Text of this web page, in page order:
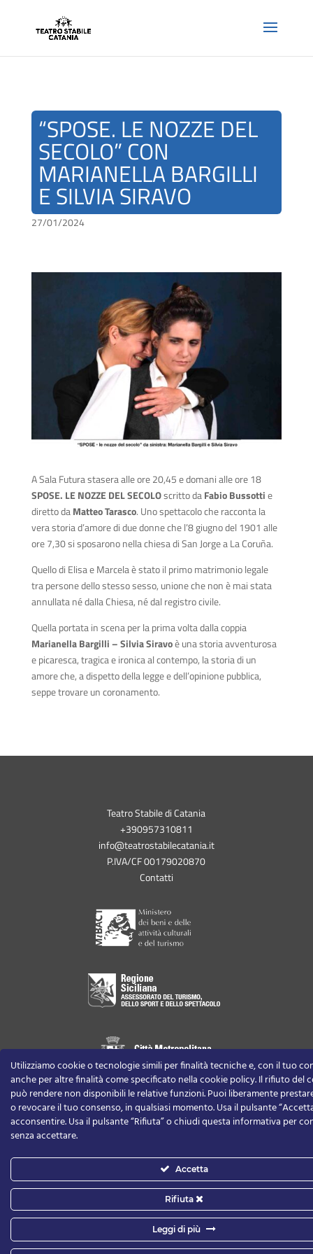
“SPOSE. LE NOZZE DEL
SECOLO” CON
MARIANELLA BARGILLI
E SILVIA SIRAVO
27/01/2024
A Sala Futura stasera alle ore 20,45 e domani alle ore 18
SPOSE. LE NOZZE DEL SECOLOscritto daFabio Bussottie
diretto daMatteo Tarasco. Uno spettacolo che racconta la
vera storia d’amore di due donne che l’8 giugno del 1901 alle
ore 7,30 si sposarono nella chiesa di San Jorge a La Coruña.
Quello di Elisa e Marcela è stato il primo matrimonio legale
tra persone dello stesso sesso, unione che non è mai stata
annullata né dalla Chiesa, né dal registro civile.
Quella portata in scena per la prima volta dalla coppia
Marianella Bargilli – Silvia Siravoè una storia avventurosa
e picaresca, tragica e ironica al contempo, la storia di un
amore che, a dispetto della legge e dell’opinione pubblica,
seppe trovare un coronamento.
Teatro Stabile di Catania
+390957310811
info@teatrostabilecatania.it
P.IVA/CF 00179020870
Contatti
Cookie Policy-Informativa per la privacy
Utilizziamo cookie o tecnologie simili per finalità tecniche e, con il tuo
anche per altre finalità come specificato nella cookie policy. Il rifiuto del
può rendere non disponibili le relative funzioni.Puoi liberamente
o revocare il tuo consenso, in qualsiasi momento.Usa il pulsante
acconsentire. Usa il pulsante “Rifiuta” o chiudi questa informativa per
senza accettare.
Accetta
Rifiuta
Leggi di più